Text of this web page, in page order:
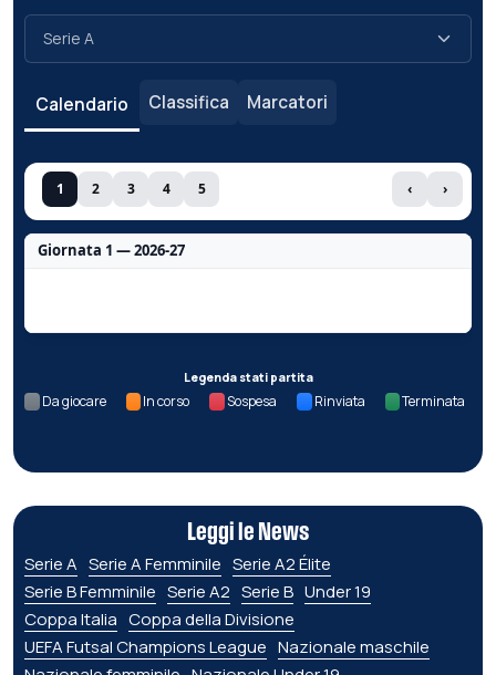
Calendario Classifica Marcatori
1 2 3 4 5 ‹ ›
Giornata 1 — 2026-27
Legenda stati partita
Da giocare In corso Sospesa Rinviata Terminata
Leggi le News
Serie A Serie A Femminile Serie A2 Élite
Serie B Femminile Serie A2 Serie B Under 19
Coppa Italia Coppa della Divisione
UEFA Futsal Champions League Nazionale maschile